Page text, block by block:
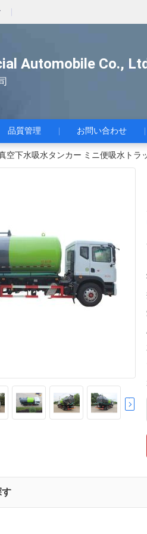
Automobile Co.,
品質管理 お問い合わせ
空下水吸水タンカー ミニ便吸水トラ